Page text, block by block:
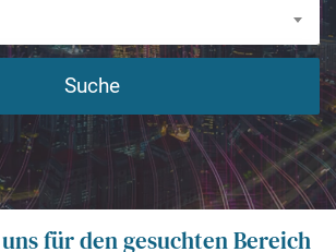
Suche
für den gesuchten Bereich